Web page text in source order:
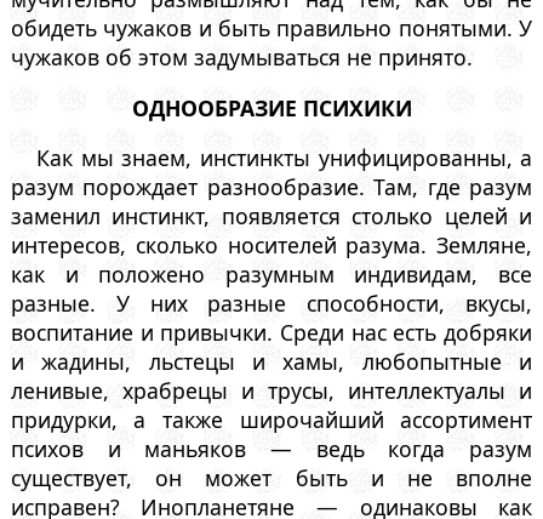
обидеть чужаков и быть правильно понятыми. У
чужаков об этом задумываться не принято.
ОДНООБРАЗИЕ ПСИХИКИ
Как мы знаем, инстинкты унифицированны, а
разум порождает разнообразие. Там, где разум
заменил инстинкт, появляется столько целей и
интересов, сколько носителей разума. Земляне,
как и положено разумным индивидам, все
разные. У них разные способности, вкусы,
воспитание и привычки. Среди нас есть добряки
и жадины, льстецы и хамы, любопытные и
ленивые, храбрецы и трусы, интеллектуалы и
придурки, а также широчайший ассортимент
психов и маньяков — ведь когда разум
существует, он может быть и не вполне
исправен? Инопланетяне — одинаковы как